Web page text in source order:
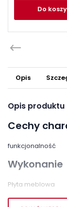
do
Opis
Opis produktu
Cechy
funkcjonalność
Wykonanie
Płyta meblowa